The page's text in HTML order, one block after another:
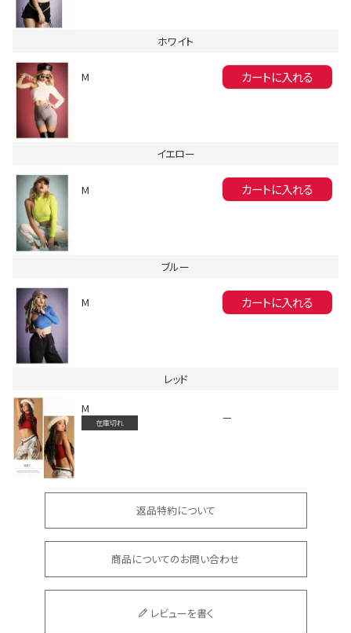
会員登録でいつでもお得に
スタッフコーディネート
ホワイト
M カートに入れる
イエロー
M カートに入れる
ブルー
M カートに入れる
レッド
M
在庫切れ —
返品特約について
商品についてのお問い合わせ
レビューを書く